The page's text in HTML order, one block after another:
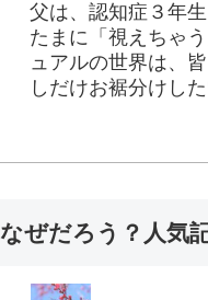
父は、認知症３年生
たまに「視えちゃ
ュアルの世界は、
しだけお裾分けした
なぜだろう？人気